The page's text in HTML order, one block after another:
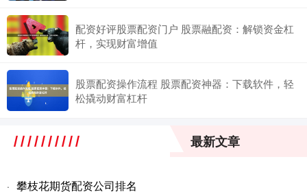
配资好评股票配资门户 股票融配资：解锁资金杠
杆，实现财富增值
股票配资操作流程 股票配资神器：下载软件，轻
松撬动财富杠杆
最新文章
· 攀枝花期货配资公司排名